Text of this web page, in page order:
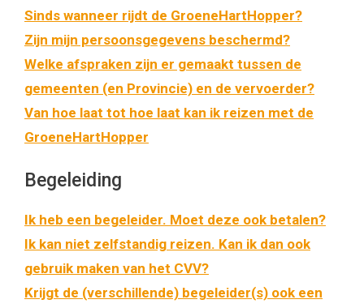
Sinds wanneer rijdt de GroeneHartHopper?
Zijn mijn persoonsgegevens beschermd?
Welke afspraken zijn er gemaakt tussen de
gemeenten (en Provincie) en de vervoerder?
Van hoe laat tot hoe laat kan ik reizen met de
GroeneHartHopper
Begeleiding
Ik heb een begeleider. Moet deze ook betalen?
Ik kan niet zelfstandig reizen. Kan ik dan ook
gebruik maken van het CVV?
Krijgt de (verschillende) begeleider(s) ook een